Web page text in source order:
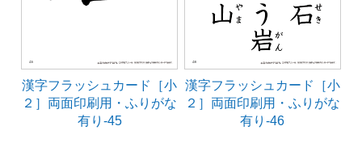
漢字フラッシュカード［小
２］両面印刷用・ふりがな
有り-45
漢字フラッシュカード［小
２］両面印刷用・ふりがな
有り-46